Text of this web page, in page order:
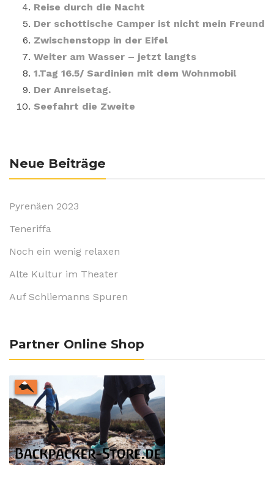
Reise durch die Nacht
Der schottische Camper ist nicht mein Freund
Zwischenstopp in der Eifel
Weiter am Wasser – jetzt langts
1.Tag 16.5/ Sardinien mit dem Wohnmobil
Der Anreisetag.
Seefahrt die Zweite
Neue Beiträge
Pyrenäen 2023
Teneriffa
Noch ein wenig relaxen
Alte Kultur im Theater
Auf Schliemanns Spuren
Partner Online Shop